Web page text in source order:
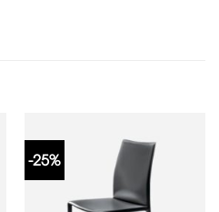
-25%